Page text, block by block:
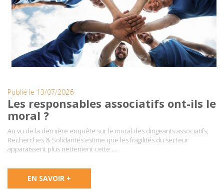
Publié le 13/07/2026
Les responsables associatifs ont-ils le
moral ?
Au vu de la dernière enquête sur le moral des dirigeants associatifs,
Recherches & Solidarités estime que les fragilités du secteur
apparaissent plus nettement cette ….
EN SAVOIR +